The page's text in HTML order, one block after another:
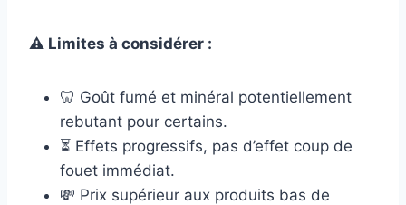
⚠️ Limites à considérer :
🦷 Goût fumé et minéral potentiellement
rebutant pour certains.
⏳ Effets progressifs, pas d’effet coup de
fouet immédiat.
💸 Prix supérieur aux produits bas de